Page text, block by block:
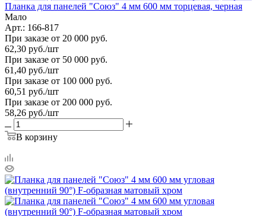
Планка для панелей "Союз" 4 мм 600 мм торцевая, черная
Мало
Арт.: 166-817
При заказе от 20 000 руб.
62,30 руб./шт
При заказе от 50 000 руб.
61,40 руб./шт
При заказе от 100 000 руб.
60,51 руб./шт
При заказе от 200 000 руб.
58,26 руб./шт
В корзину